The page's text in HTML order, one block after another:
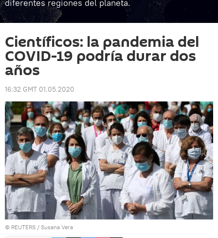
diferentes regiones del planeta.
Científicos: la pandemia del
COVID-19 podría durar dos
años
16:32 GMT 01.05.2020
© REUTERS / Susana Vera